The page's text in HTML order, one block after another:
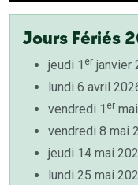
Jours Fériés
jeudi 1 er janvier
lundi 6 avril
vendredi 1 er
vendredi 8 mai
jeudi 14 mai
lundi 25 mai